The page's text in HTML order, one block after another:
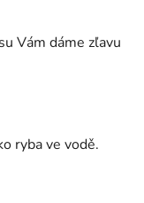
Vám dáme zľavu
ryba ve vodě.